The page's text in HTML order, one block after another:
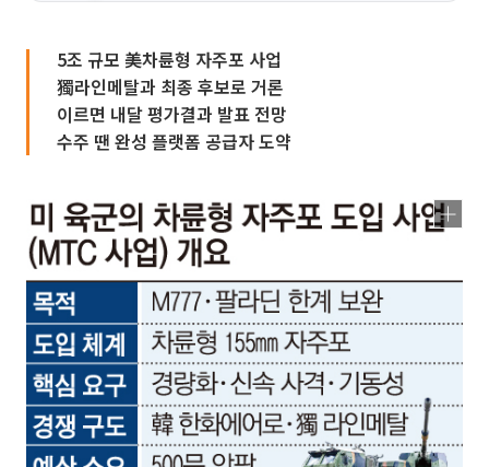
5조 규모 美차륜형 자주포 사업
獨라인메탈과 최종 후보로 거론
이르면 내달 평가결과 발표 전망
수주 땐 완성 플랫폼 공급자 도약